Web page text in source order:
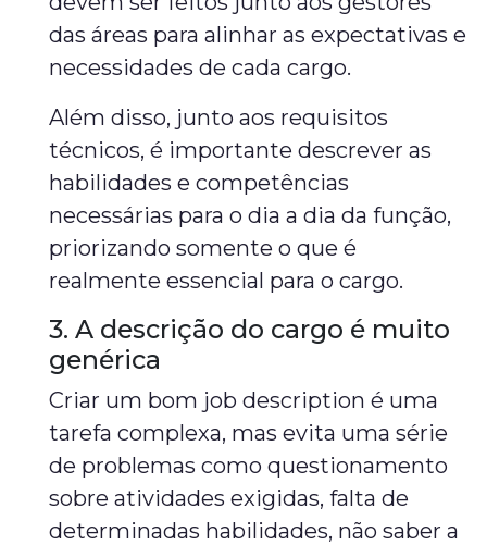
das áreas para alinhar as expectativas e
necessidades de cada cargo.
Além disso, junto aos requisitos
técnicos, é importante descrever as
habilidades e competências
necessárias para o dia a dia da função,
priorizando somente o que é
realmente essencial para o cargo.
3. A descrição do cargo é muito
genérica
Criar um bom job description é uma
tarefa complexa, mas evita uma série
de problemas como questionamento
sobre atividades exigidas, falta de
determinadas habilidades, não saber a